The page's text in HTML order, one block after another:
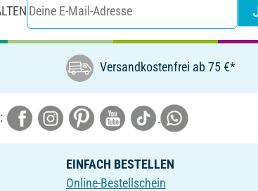
Versandkostenfrei ab 75 €*
EINFACH BESTELLEN
Online-Bestellschein